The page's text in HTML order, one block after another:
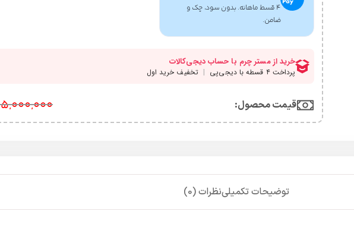
۴ قسط ماهانه. بدون سود، چک و
ضامن.
قیمت محصول:​ 5,000,000
توضیحات تکمیلینظرات (0)